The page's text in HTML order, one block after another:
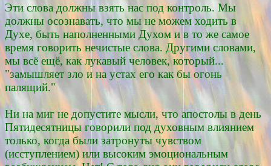
Эти слова должны взять нас под контроль. Мы
должны осознавать, что мы не можем ходить в
Духе, быть наполненными Духом и в то же самое
время говорить нечистые слова. Другими словами,
мы всё ещё, как лукавый человек, который...
"замышляет зло и на устах его как бы огонь
палящий."
Ни на миг не допустите мысли, что апостолы в день
Пятидесятницы говорили под духовным влиянием
только, когда были затронуты чувством
(исступлением) или высоким эмоциональным